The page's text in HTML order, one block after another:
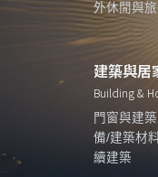
外休閒與
建築與居
Building &
門窗與建
備/建築材
續建築